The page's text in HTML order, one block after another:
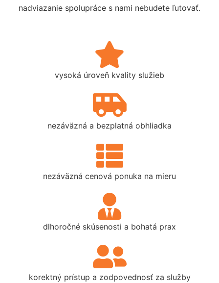
nadviazanie spolupráce s nami nebudete ľutovať.
vysoká úroveň kvality služieb
nezáväzná a bezplatná obhliadka
nezáväzná cenová ponuka na mieru
dlhoročné skúsenosti a bohatá prax
korektný prístup a zodpovednosť za služby